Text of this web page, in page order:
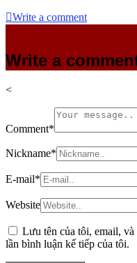
Write a comment
Write a
<
Comment*
Nickname*
E-mail*
Website
Lưu tên của tôi, email,
lần bình luận kế tiếp của tôi.